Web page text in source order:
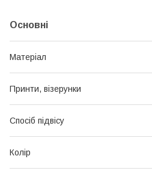
Основні
Матеріал
Принти, візерунки
Спосіб підвісу
Колір